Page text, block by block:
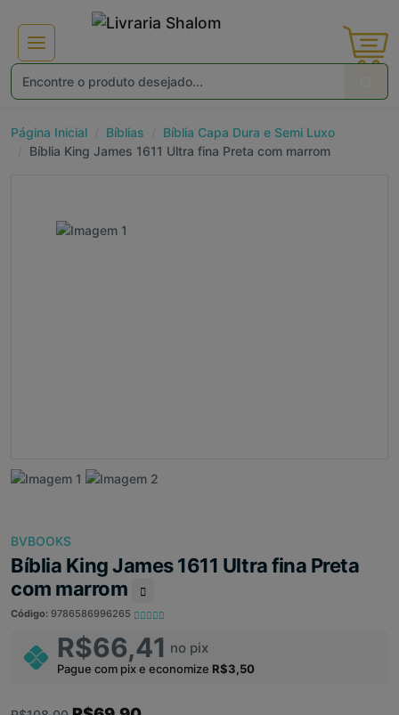
Página Inicial Bíblias
Bíblia Capa Dura e Semi Luxo
Bíblia King James 1611 Ultra fina Preta com marrom
BVBOOKS
Bíblia King James 1611 Ultra fina Preta
com marrom
Código: 9786586996265
R$66,41 no pix
Pague com pix e economize R$3,50
Receba ofertas e descontos exclusivos ×
Não gosto de promoções! Enviar